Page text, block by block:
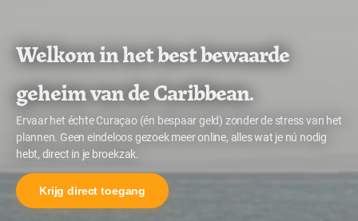
Welkom in het best bewaarde
geheim van de Caribbean.
Ervaar het échte Curaçao (én bespaar geld) zonder de stress van het
plannen. Geen eindeloos gezoek meer online, alles wat je nú nodig
hebt, direct in je broekzak.
Krijg direct toegang